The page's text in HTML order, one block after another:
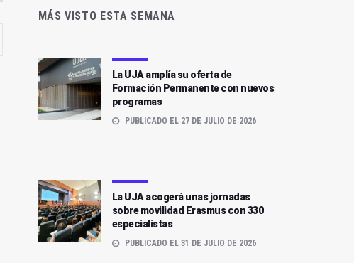
MÁS VISTO ESTA SEMANA
La UJA amplía su oferta de
Formación Permanente con nuevos
programas
PUBLICADO EL 27 DE JULIO DE 2026
La UJA acogerá unas jornadas
sobre movilidad Erasmus con 330
especialistas
PUBLICADO EL 31 DE JULIO DE 2026